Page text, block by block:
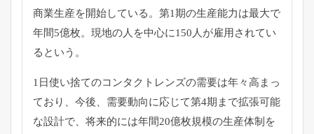
商業生産を開始している。 第1期の生産能力は最大で
年間5億枚。 現地の人を中心に150人が雇用されてい
るという。
1日使い捨てのコンタクトレンズの需要は年々高まっ
ており、 今後、需要動向に応じて第4期まで拡張可能
な設計で、 将来的には年間20億枚規模の生産体制を